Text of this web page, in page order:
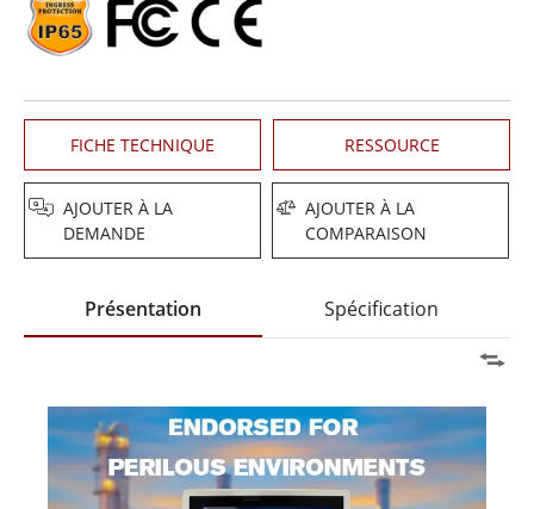
FICHE TECHNIQUE RESSOURCE
AJOUTER À LA
DEMANDE
AJOUTER À LA
COMPARAISON
Présentation Spécification